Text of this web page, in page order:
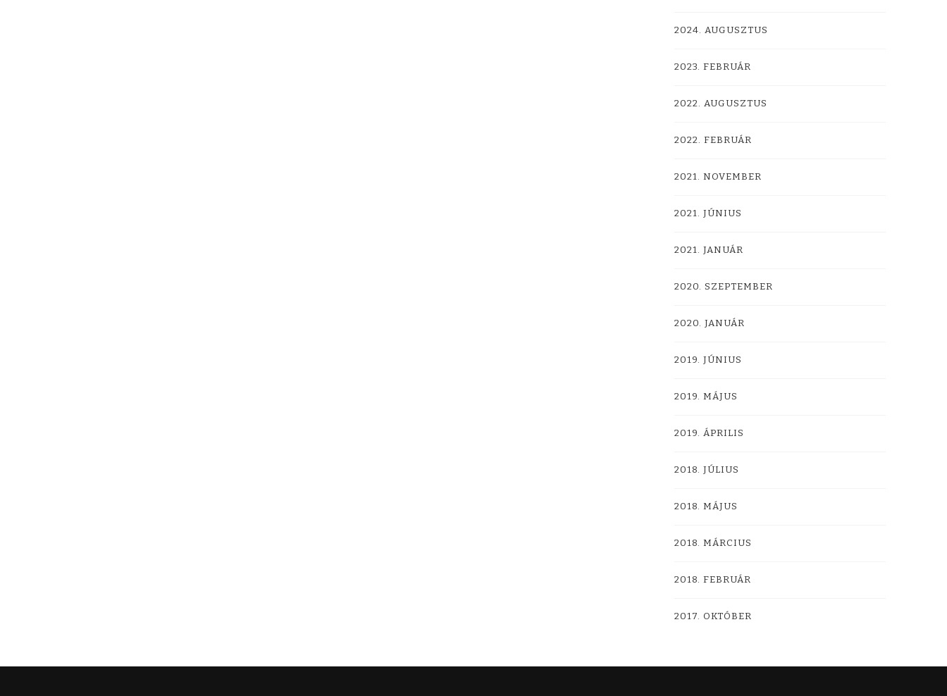
2024. AUGUSZTUS
2023. FEBRUÁR
2022. AUGUSZTUS
2022. FEBRUÁR
2021. NOVEMBER
2021. JÚNIUS
2021. JANUÁR
2020. SZEPTEMBER
2020. JANUÁR
2019. JÚNIUS
2019. MÁJUS
2019. ÁPRILIS
2018. JÚLIUS
2018. MÁJUS
2018. MÁRCIUS
2018. FEBRUÁR
2017. OKTÓBER